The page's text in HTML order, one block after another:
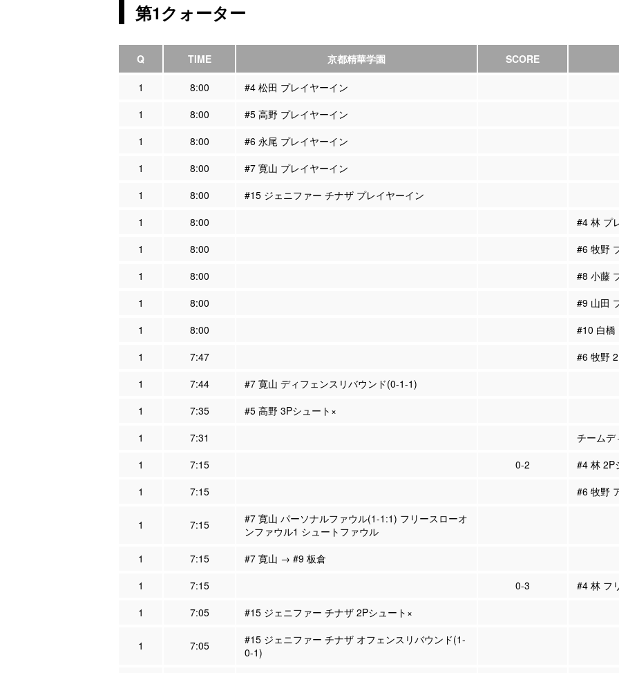
第1クォーター
Q TIME 京都精華学園 SCORE
1 8:00
#4 松田 プレイヤーイン
1
8:00
#5 高野 プレイヤーイン
1
8:00
#6 永尾 プレイヤーイン
1
8:00
#7 寛山 プレイヤーイン
1
8:00
#15 ジェニファー チナザ プレイヤーイン
1
8:00
#4 林 プ
1
8:00
#6 牧野
1
8:00
#8 小藤
1
8:00
#9 山田
1
8:00
#10 白橋
1
7:47
#6 牧野
1
7:44
#7 寛山 ディフェンスリバウンド(0-1-1)
1
7:35
#5 高野 3Pシュート×
1
7:31
チームデ
1
7:15 0-2
#4 林 2P
1
7:15 #6 牧野
1 7:15
#7 寛山 パーソナルファウル(1-1:1) フリースローオ
ンファウル1 シュートファウル
1
7:15
#7 寛山 → #9 板倉
1
7:15 0-3
#4 林 フ
1
7:05 #15 ジェニファー チナザ 2Pシュート×
1 7:05
#15 ジェニファー チナザ オフェンスリバウンド(1-
0-1)